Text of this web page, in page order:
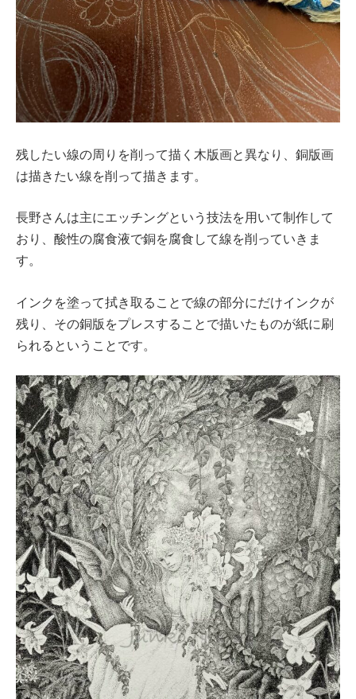
残したい線の周りを削って描く木版画と異なり、銅版画
は描きたい線を削って描きます。
長野さんは主にエッチングという技法を用いて制作して
おり、酸性の腐食液で銅を腐食して線を削っていきま
す。
インクを塗って拭き取ることで線の部分にだけインクが
残り、その銅版をプレスすることで描いたものが紙に刷
られるということです。